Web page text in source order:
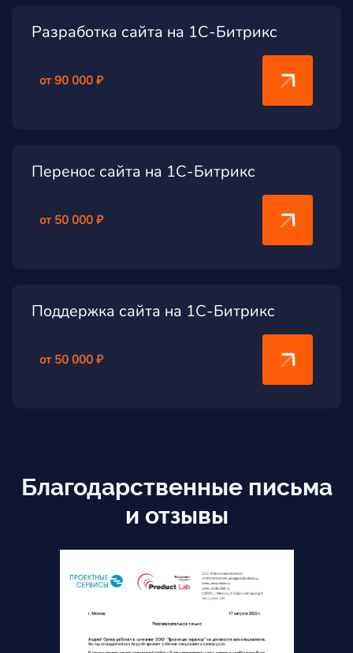
Разработка сайта на 1С-Битрикс
от 90 000 ₽
Перенос сайта на 1С-Битрикс
от 50 000 ₽
Поддержка сайта на 1С-Битрикс
от 50 000 ₽
Благодарственные письма
и отзывы